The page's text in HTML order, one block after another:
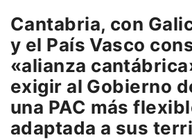
Cantabria, con
y el País Vasco
«alianza
exigir al Gobierno
una PAC más
adaptada a sus